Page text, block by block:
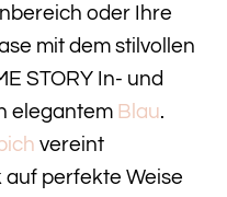
oder Ihre
mit dem stilvollen
STORY In- und
elegantem Blau.
vereint
perfekte Weise